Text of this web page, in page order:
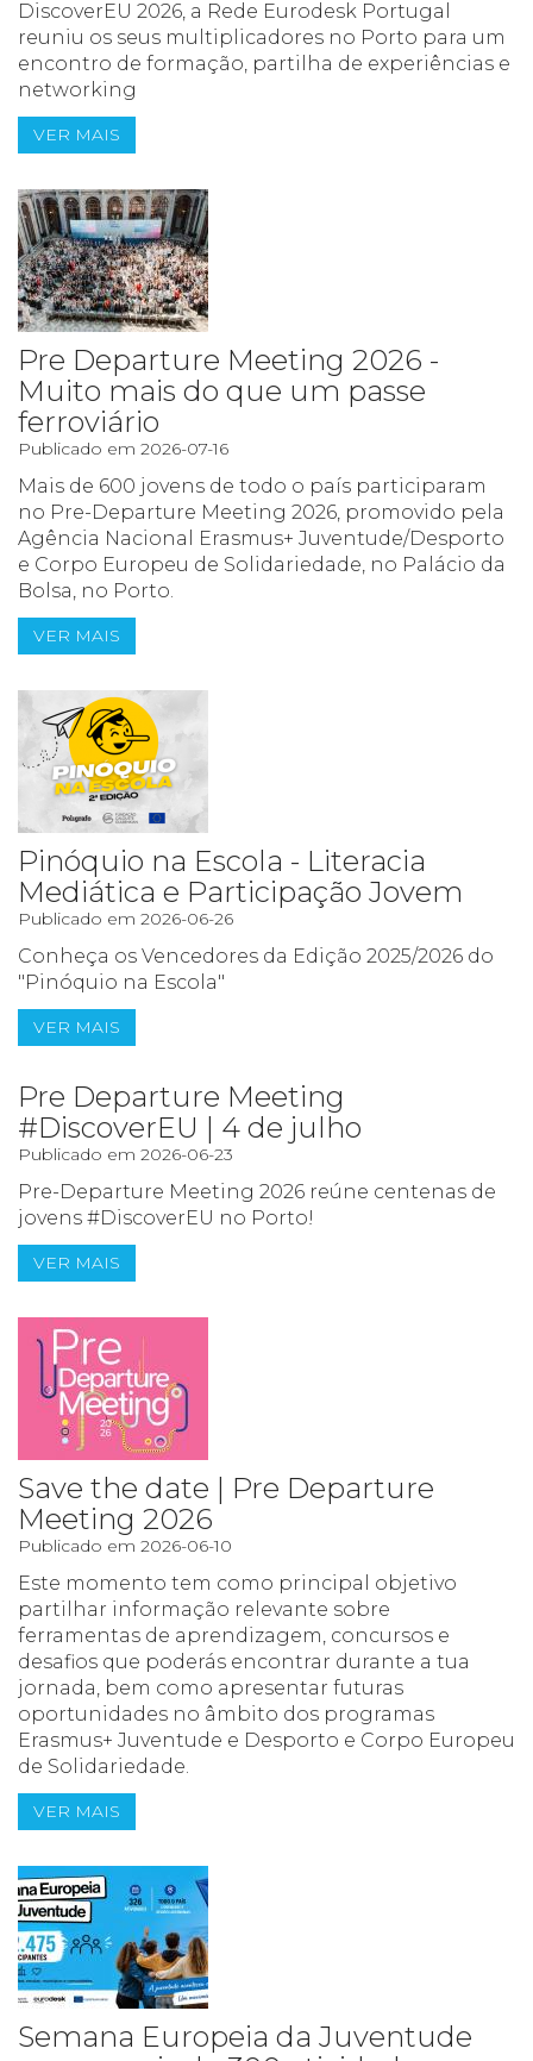
DiscoverEU 2026, a Rede Eurodesk Portugal
reuniu os seus multiplicadores no Porto para um
encontro de formação, partilha de experiências e
networking
VER MAIS
Pre Departure Meeting 2026 -
Muito mais do que um passe
ferroviário
Publicado em 2026-07-16
Mais de 600 jovens de todo o país participaram
no Pre-Departure Meeting 2026, promovido pela
Agência Nacional Erasmus+ Juventude/Desporto
e Corpo Europeu de Solidariedade, no Palácio da
Bolsa, no Porto.
VER MAIS
Pinóquio na Escola - Literacia
Mediática e Participação Jovem
Publicado em 2026-06-26
Conheça os Vencedores da Edição 2025/2026 do
"Pinóquio na Escola"
VER MAIS
Pre Departure Meeting
#DiscoverEU | 4 de julho
Publicado em 2026-06-23
Pre-Departure Meeting 2026 reúne centenas de
jovens #DiscoverEU no Porto!
VER MAIS
Save the date | Pre Departure
Meeting 2026
Publicado em 2026-06-10
Este momento tem como principal objetivo
partilhar informação relevante sobre
ferramentas de aprendizagem, concursos e
desafios que poderás encontrar durante a tua
jornada, bem como apresentar futuras
oportunidades no âmbito dos programas
Erasmus+ Juventude e Desporto e Corpo Europeu
de Solidariedade.
VER MAIS
Semana Europeia da Juventude